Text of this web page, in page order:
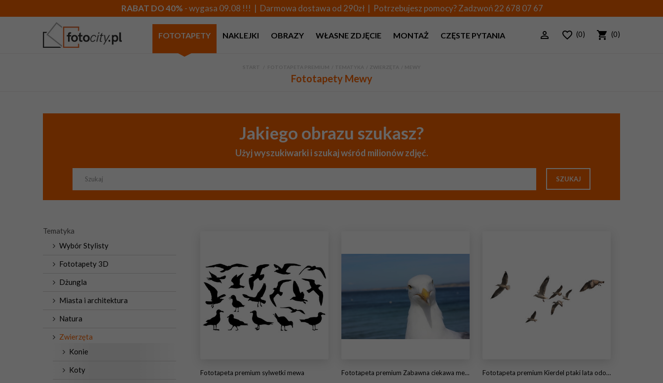
RABAT DO 40% - wygasa 09.08 !!! | Darmowa dostawa od 290zł | Potrzebujesz pomocy? Zadzwoń22 678 07 67
FOTOTAPETY NAKLEJKI OBRAZY WŁASNE ZDJĘCIE MONTAŻ CZĘSTE PYTANIA (0) (0)
Fototapety Mewy
Jakiego obrazu szukasz?
Użyj wyszukiwarki i szukaj wśród milionów zdjęć.
SZUKAJ
Tematyka
Wybór Stylisty
Fototapety 3D
Dżungla
Miasta i architektura
Natura
Zwierzęta
Konie
Koty Fototapeta premium sylwetki mewa Fototapeta premium Zabawna ciekawa mewa w Santa Barbara w Kalifornii Fototapeta premium Kierdel ptaki lata odosobnionego na białym tle. Ma ścieżkę przycinającą.